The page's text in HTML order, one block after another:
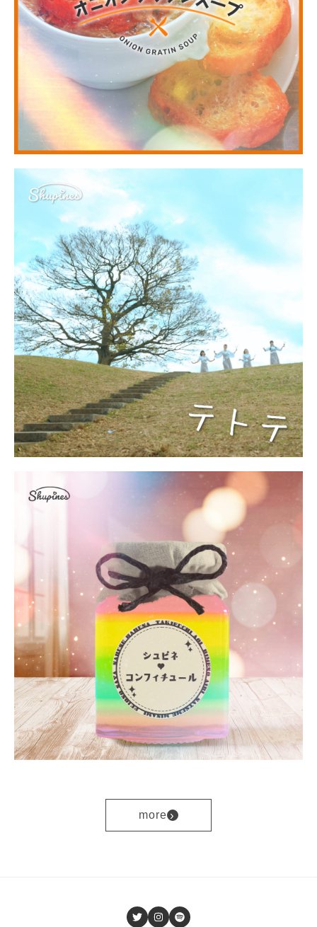
more ›